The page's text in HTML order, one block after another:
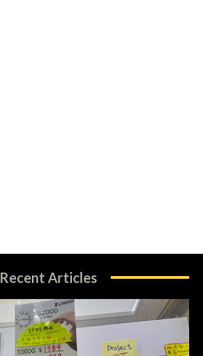
Recent Articles